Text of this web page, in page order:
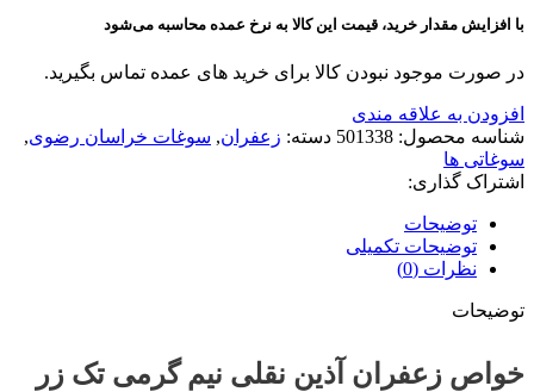
با افزایش مقدار خرید، قیمت این کالا به نرخ عمده محاسبه می‌شود
در صورت موجود نبودن کالا برای خرید های عمده تماس بگیرید.
افزودن به علاقه مندی
شناسه محصول: 501338 دسته: زعفران, سوغات خراسان رضوی,
سوغاتی ها
اشتراک گذاری:
توضیحات
توضیحات تکمیلی
نظرات (0)
توضیحات
خواص زعفران آذین نقلی نیم گرمی تک زر